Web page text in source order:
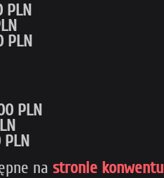
PLN
PLN
PLN
na stronie konwentu